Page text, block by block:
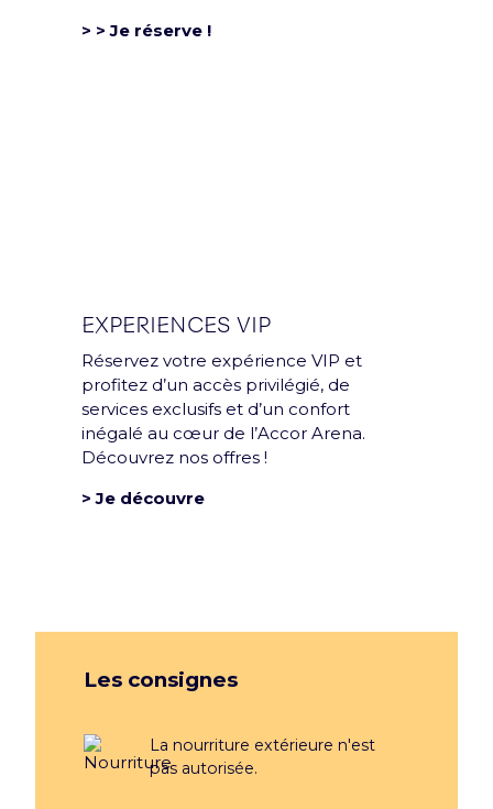
Mentions légales et CGU
> > Je réserve !
EXPERIENCES VIP
Réservez votre expérience VIP et
profitez d’un accès privilégié, de
services exclusifs et d’un confort
inégalé au cœur de l’Accor Arena.
Découvrez nos offres !
> Je découvre
Les consignes
La nourriture extérieure n'est
pas autorisée.